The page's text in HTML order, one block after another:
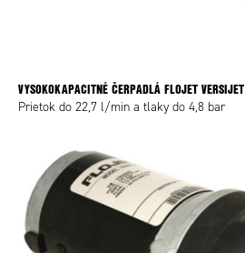
VYSOKOKAPACITNÉ ČERPADLÁ FLOJET VERSIJET
Prietok do 22,7 l/min a tlaky do 4,8 bar